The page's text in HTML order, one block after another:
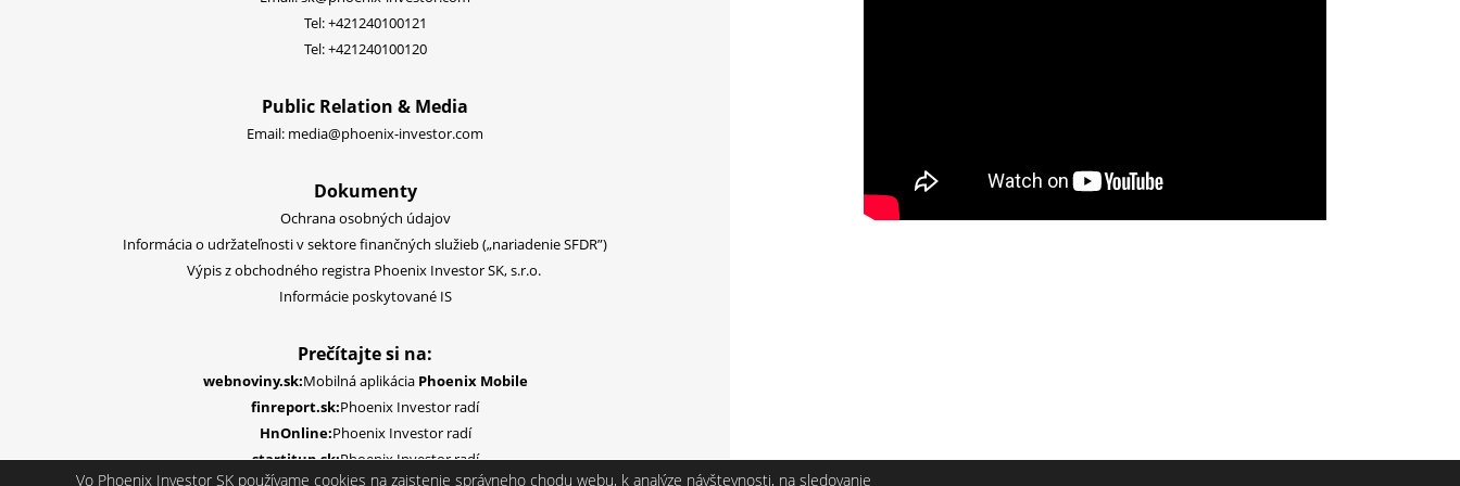
Tel:+421240100121
Tel:+421240100120
Public Relation & Media
Email: media@phoenix-investor.com
Dokumenty
Ochrana osobných údajov
Informácia o udržateľnosti v sektore finančných služieb („nariadenie SFDR”)
Výpis z obchodného registra Phoenix Investor SK, s.r.o.
Informácie poskytované IS
Prečítajte si na:
webnoviny.sk:Mobilná aplikáciaPhoenix Mobile
finreport.sk:Phoenix Investor radí
HnOnline:Phoenix Investor radí
startitup.sk:Phoenix Investor radí
Vo Phoenix Investor SK používame cookies na zaistenie správneho chodu webu, k analýze návštevnosti, na sledovanie